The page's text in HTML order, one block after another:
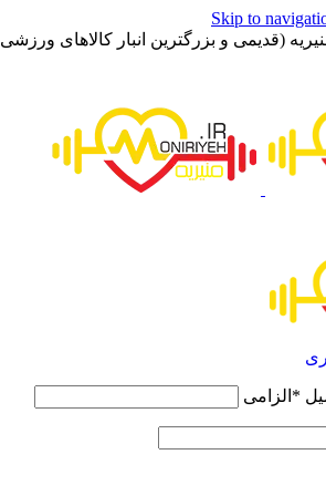
Skip to
(قدیمی و بزرگترین انبار کالاهای ورزشی
* الزامی